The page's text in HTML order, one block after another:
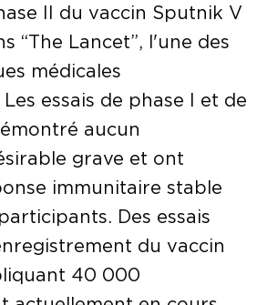
II du vaccin Sputnik V
“The Lancet”, l'une des
médicales
essais de phase I et de
aucun
grave et ont
immunitaire stable
Des essais
du vaccin
40 000